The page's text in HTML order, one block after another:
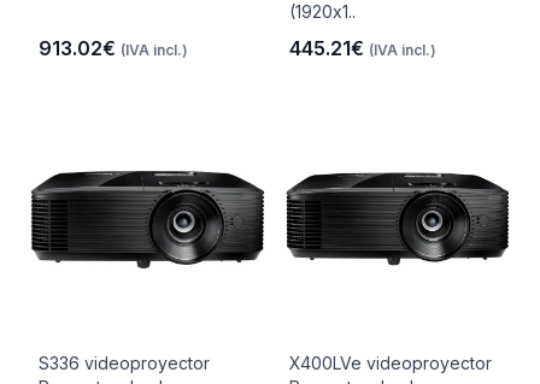
913.02€ (IVA incl.)
(1920x1..
445.21€ (IVA incl.)
S336 videoproyector
X400LVe videoproyector